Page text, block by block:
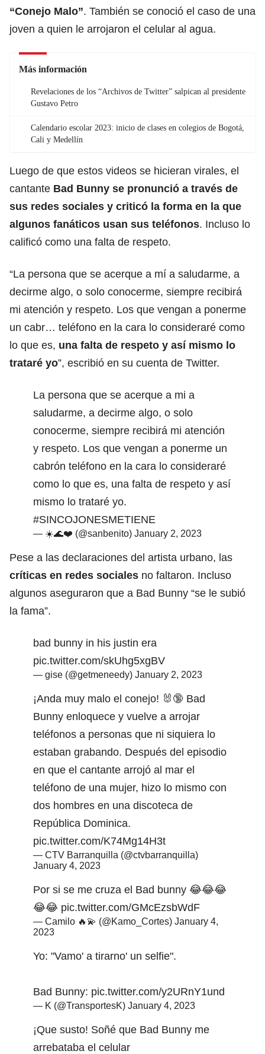
“Conejo Malo”. También se conoció el caso de una
joven a quien le arrojaron el celular al agua.
Más información
Revelaciones de los “Archivos de Twitter” salpican al presidente
Gustavo Petro
Calendario escolar 2023: inicio de clases en colegios de Bogotá,
Cali y Medellín
Luego de que estos videos se hicieran virales, el
cantante Bad Bunny se pronunció a través de
sus redes sociales y criticó la forma en la que
algunos fanáticos usan sus teléfonos. Incluso lo
calificó como una falta de respeto.
“La persona que se acerque a mí a saludarme, a
decirme algo, o solo conocerme, siempre recibirá
mi atención y respeto. Los que vengan a ponerme
un cabr… teléfono en la cara lo consideraré como
lo que es, una falta de respeto y así mismo lo
trataré yo”, escribió en su cuenta de Twitter.
La persona que se acerque a mi a
saludarme, a decirme algo, o solo
conocerme, siempre recibirá mi atención
y respeto. Los que vengan a ponerme un
cabrón teléfono en la cara lo consideraré
como lo que es, una falta de respeto y así
mismo lo trataré yo.
#SINCOJONESMETIENE
— ☀️🌊❤️ (@sanbenito) January 2, 2023
Pese a las declaraciones del artista urbano, las
críticas en redes sociales no faltaron. Incluso
algunos aseguraron que a Bad Bunny “se le subió
la fama”.
bad bunny in his justin era
pic.twitter.com/skUhg5xgBV
— gise (@getmeneedy) January 2, 2023
¡Anda muy malo el conejo! 🐰🔞 Bad
Bunny enloquece y vuelve a arrojar
teléfonos a personas que ni siquiera lo
estaban grabando. Después del episodio
en que el cantante arrojó al mar el
teléfono de una mujer, hizo lo mismo con
dos hombres en una discoteca de
República Dominica.
pic.twitter.com/K74Mg14H3t
— CTV Barranquilla (@ctvbarranquilla)
January 4, 2023
Por si se me cruza el Bad bunny 😂😂😂
😂😂 pic.twitter.com/GMcEzsbWdF
— Camilo 🔥💫 (@Kamo_Cortes) January 4,
2023
Yo: "Vamo' a tirarno' un selfie".
Bad Bunny: pic.twitter.com/y2URnY1und
— K (@TransportesK) January 4, 2023
¡Que susto! Soñé que Bad Bunny me
arrebataba el celular